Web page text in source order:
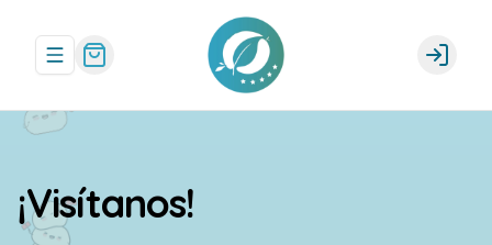
Abrir menu de navegación Login
¡Visítanos!